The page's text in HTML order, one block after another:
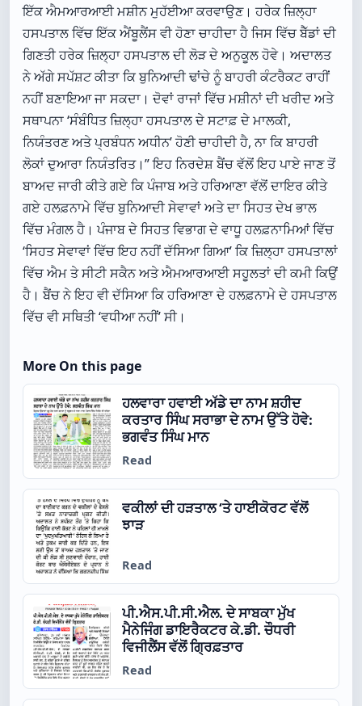
ਇੱਕ ਐਮਆਰਆਈ ਮਸ਼ੀਨ ਮੁਹੱਈਆ ਕਰਵਾਉਣ। ਹਰੇਕ ਜ਼ਿਲ੍ਹਾ
ਹਸਪਤਾਲ ਵਿੱਚ ਇੱਕ ਐਂਬੂਲੈਂਸ ਵੀ ਹੋਣਾ ਚਾਹੀਦਾ ਹੈ ਜਿਸ ਵਿੱਚ ਬੈੱਡਾਂ ਦੀ
ਗਿਣਤੀ ਹਰੇਕ ਜ਼ਿਲ੍ਹਾ ਹਸਪਤਾਲ ਦੀ ਲੋੜ ਦੇ ਅਨੁਕੂਲ ਹੋਵੇ। ਅਦਾਲਤ
ਨੇ ਅੱਗੇ ਸਪੱਸ਼ਟ ਕੀਤਾ ਕਿ ਬੁਨਿਆਦੀ ਢਾਂਚੇ ਨੂੰ ਬਾਹਰੀ ਕੰਟਰੈਕਟ ਰਾਹੀਂ
ਨਹੀਂ ਬਣਾਇਆ ਜਾ ਸਕਦਾ। ਦੋਵਾਂ ਰਾਜਾਂ ਵਿੱਚ ਮਸ਼ੀਨਾਂ ਦੀ ਖਰੀਦ ਅਤੇ
ਸਥਾਪਨਾ ‘ਸੰਬੰਧਿਤ ਜ਼ਿਲ੍ਹਾ ਹਸਪਤਾਲ ਦੇ ਸਟਾਫ਼ ਦੇ ਮਾਲਕੀ,
ਨਿਯੰਤਰਣ ਅਤੇ ਪ੍ਰਬੰਧਨ ਅਧੀਨ’ ਹੋਣੀ ਚਾਹੀਦੀ ਹੈ, ਨਾ ਕਿ ਬਾਹਰੀ
ਲੋਕਾਂ ਦੁਆਰਾ ਨਿਯੰਤਰਿਤ।” ਇਹ ਨਿਰਦੇਸ਼ ਬੈਂਚ ਵੱਲੋਂ ਇਹ ਪਾਏ ਜਾਣ ਤੋਂ
ਬਾਅਦ ਜਾਰੀ ਕੀਤੇ ਗਏ ਕਿ ਪੰਜਾਬ ਅਤੇ ਹਰਿਆਣਾ ਵੱਲੋਂ ਦਾਇਰ ਕੀਤੇ
ਗਏ ਹਲਫ਼ਨਾਮੇ ਵਿੱਚ ਬੁਨਿਆਦੀ ਸੇਵਾਵਾਂ ਅਤੇ ਦਾ ਸਿਹਤ ਦੇਖ ਭਾਲ
ਵਿੱਚ ਮੰਗਲ ਹੈ। ਪੰਜਾਬ ਦੇ ਸਿਹਤ ਵਿਭਾਗ ਦੇ ਵਾਧੂ ਹਲਫ਼ਨਾਮਿਆਂ ਵਿੱਚ
‘ਸਿਹਤ ਸੇਵਾਵਾਂ ਵਿੱਚ ਇਹ ਨਹੀਂ ਦੱਸਿਆ ਗਿਆ’ ਕਿ ਜ਼ਿਲ੍ਹਾ ਹਸਪਤਾਲਾਂ
ਵਿੱਚ ਐਮ ਤੇ ਸੀਟੀ ਸਕੈਨ ਅਤੇ ਐਮਆਰਆਈ ਸਹੂਲਤਾਂ ਦੀ ਕਮੀ ਕਿਉਂ
ਹੈ। ਬੈਂਚ ਨੇ ਇਹ ਵੀ ਦੱਸਿਆ ਕਿ ਹਰਿਆਣਾ ਦੇ ਹਲਫ਼ਨਾਮੇ ਦੇ ਹਸਪਤਾਲ
ਵਿੱਚ ਵੀ ਸਥਿਤੀ ‘ਵਧੀਆ ਨਹੀਂ’ ਸੀ।
More On this page
ਹਲਵਾਰਾ ਹਵਾਈ ਅੱਡੇ ਦਾ ਨਾਮ ਸ਼ਹੀਦ
ਕਰਤਾਰ ਸਿੰਘ ਸਰਾਭਾ ਦੇ ਨਾਮ ਉੱਤੇ ਹੋਵੇ:
ਭਗਵੰਤ ਸਿੰਘ ਮਾਨ
Read
ਵਕੀਲਾਂ ਦੀ ਹੜਤਾਲ ‘ਤੇ ਹਾਈਕੋਰਟ ਵੱਲੋਂ
ਝਾੜ
Read
ਪੀ.ਐਸ.ਪੀ.ਸੀ.ਐਲ. ਦੇ ਸਾਬਕਾ ਮੁੱਖ
ਮੈਨੇਜਿੰਗ ਡਾਇਰੈਕਟਰ ਕੇ.ਡੀ. ਚੌਧਰੀ
ਵਿਜੀਲੈਂਸ ਵੱਲੋਂ ਗ੍ਰਿਫ਼ਤਾਰ
Read